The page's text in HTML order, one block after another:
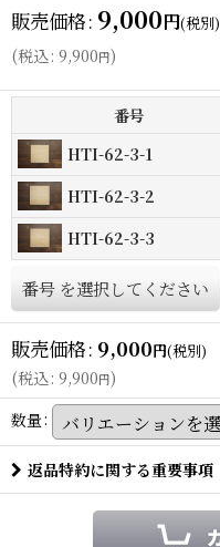
販売価格: 9,000円(税別)
(税込: 9,900円)
番号
HTI-62-3-1
HTI-62-3-2
HTI-62-3-3
番号 を選択してください
販売価格: 9,000円(税別)
(税込: 9,900円)
数量:
返品特約に関する重要事項